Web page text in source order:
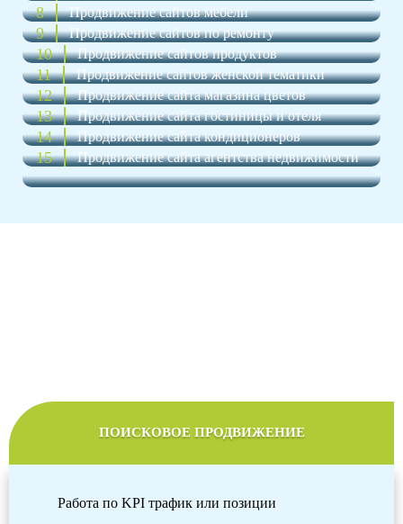
8 Продвижение сайтов мебели
9 Продвижение сайтов по ремонту
10 Продвижение сайтов продуктов
11 Продвижение сайтов женской тематики
12 Продвижение сайта магазина цветов
13 Продвижение сайта гостиницы и отеля
14 Продвижение сайта кондиционеров
15 Продвижение сайта агентства недвижимости
ПОИСКОВОЕ ПРОДВИЖЕНИЕ
Работа по KPI трафик или позиции